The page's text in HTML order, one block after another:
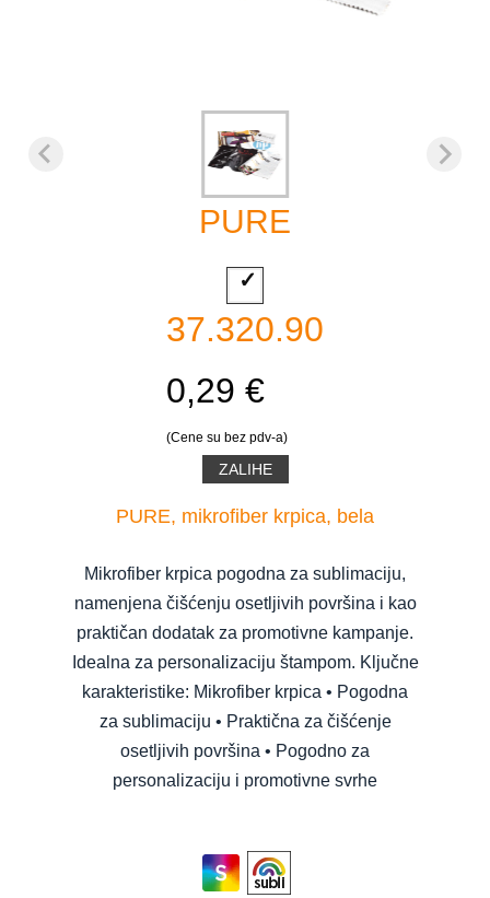
PURE
37.320.90
0,29 €
(Cene su bez pdv-a)
ZALIHE
PURE, mikrofiber krpica, bela
Mikrofiber krpica pogodna za sublimaciju,
namenjena čišćenju osetljivih površina i kao
praktičan dodatak za promotivne kampanje.
Idealna za personalizaciju štampom. Ključne
karakteristike: Mikrofiber krpica • Pogodna
za sublimaciju • Praktična za čišćenje
osetljivih površina • Pogodno za
personalizaciju i promotivne svrhe